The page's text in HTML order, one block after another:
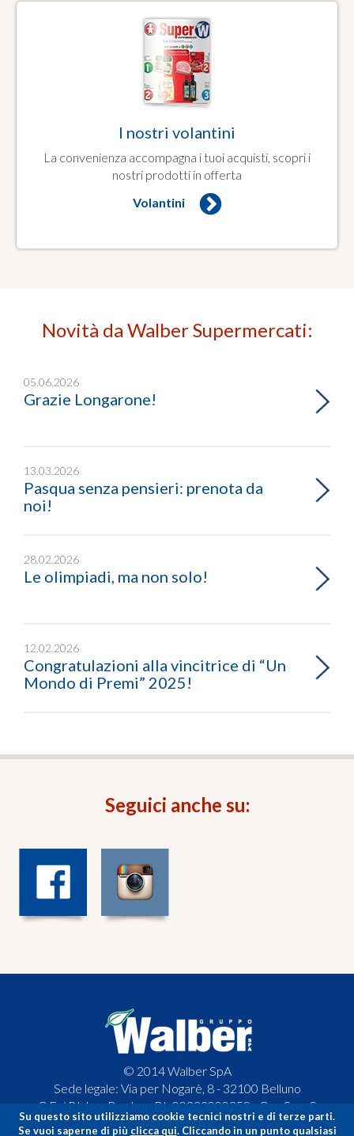
I nostri volantini
La convenienza accompagna i tuoi acquisti, scopri i
nostri prodotti in offerta
Volantini
Novità da Walber Supermercati:
05.06.2026
Grazie Longarone!
13.03.2026
Pasqua senza pensieri: prenota da
noi!
28.02.2026
Le olimpiadi, ma non solo!
12.02.2026
Congratulazioni alla vincitrice di “Un
Mondo di Premi” 2025!
Seguici anche su:
© 2014 Walber SpA
Sede legale: Via per Nogarè, 8 - 32100 Belluno
C.F. / P.I. Iscr.Reg.Imp.BL 00223000258 - Cap.Soc. €
140.400,00 i.v.
Su questo sito utilizziamo cookie tecnici nostri e di terze parti.
Se vuoi saperne di più clicca qui. Cliccando in un punto qualsiasi